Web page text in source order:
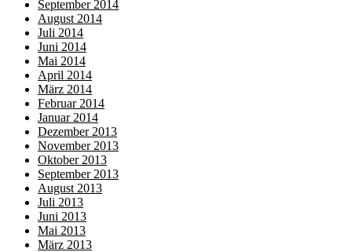
September 2014
August 2014
Juli 2014
Juni 2014
Mai 2014
April 2014
März 2014
Februar 2014
Januar 2014
Dezember 2013
November 2013
Oktober 2013
September 2013
August 2013
Juli 2013
Juni 2013
Mai 2013
März 2013